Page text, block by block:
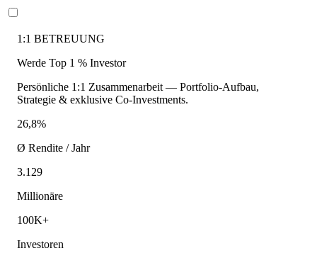
1:1 BETREUUNG
Werde Top 1 % Investor
Persönliche 1:1 Zusammenarbeit — Portfolio-Aufbau,
Strategie & exklusive Co-Investments.
26,8%
Ø Rendite / Jahr
3.129
Millionäre
100K+
Investoren